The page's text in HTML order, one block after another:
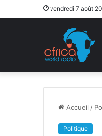
vendredi 7 août
Accueil /
Politique